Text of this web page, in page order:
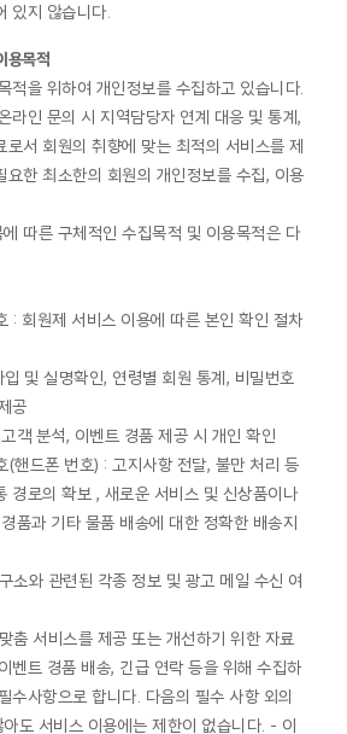
있지 않습니다.
용목적
적을 위하여 개인정보를 수집하고 있습니다.
라인 문의 시 지역담당자 연계 대응 및 통계,
로서 회원의 취향에 맞는 최적의 서비스를 제
요한 최소한의 회원의 개인정보를 수집, 이용
따른 구체적인 수집목적 및 이용목적은 다
: 회원제 서비스 이용에 따른 본인 확인 절차
및 실명확인, 연령별 회원 통계, 비밀번호
공
객 분석, 이벤트 경품 제공 시 개인 확인
(핸드폰 번호) : 고지사항 전달, 불만 처리 등
경로의 확보 , 새로운 서비스 및 신상품이나
품과 기타 물품 배송에 대한 정확한 배송지
소와 관련된 각종 정보 및 광고 메일 수신 여
춤 서비스를 제공 또는 개선하기 위한 자료
벤트 경품 배송, 긴급 연락 등을 위해 수집하
수사항으로 합니다. 다음의 필수 사항 외의
도 서비스 이용에는 제한이 없습니다. - 이